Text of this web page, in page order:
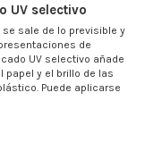
UV selectivo
sale de lo previsible y
de
UV selectivo añade
papel y el brillo de las
Puede aplicarse